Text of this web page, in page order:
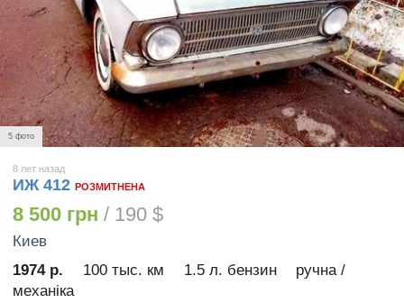
5 фото
8 лет назад
ИЖ 412 РОЗМИТНЕНА
8 500 грн / 190 $
Киев
1974 р.
100 тыс. км 1.5 л. бензин
ручна /
механіка